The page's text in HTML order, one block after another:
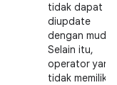
tidak dapat
diupdate
dengan
Selain itu,
operator yang
tidak memiliki